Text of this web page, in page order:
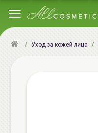
Уход за кожей лица